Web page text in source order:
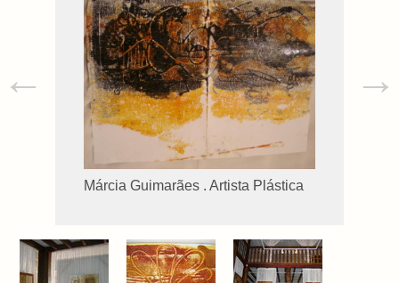
Márcia Guimarães . Artista Plástica
← →